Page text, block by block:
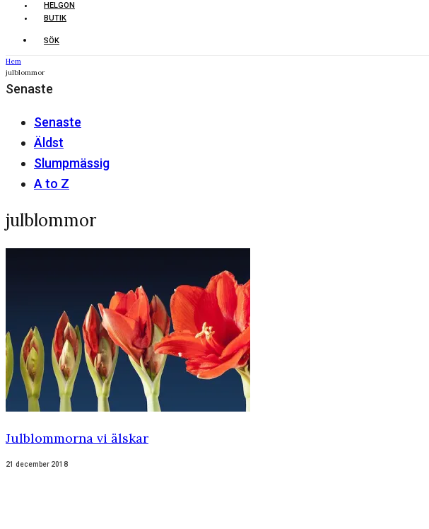
HELGON
BUTIK
SÖK
Hem
julblommor
Senaste
Senaste
Äldst
Slumpmässig
A to Z
julblommor
Julblommorna vi älskar
21 december 2018